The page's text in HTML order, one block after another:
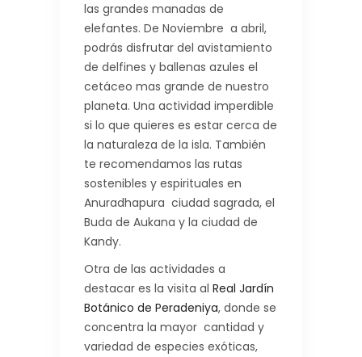
las grandes manadas de
elefantes. De Noviembre a abril,
podrás disfrutar del avistamiento
de delfines y ballenas azules el
cetáceo mas grande de nuestro
planeta. Una actividad imperdible
si lo que quieres es estar cerca de
la naturaleza de la isla. También
te recomendamos las rutas
sostenibles y espirituales en
Anuradhapura ciudad sagrada, el
Buda de Aukana y la ciudad de
Kandy.
Otra de las actividades a
destacar es la visita al Real Jardín
Botánico de Peradeniya, donde se
concentra la mayor cantidad y
variedad de especies exóticas,